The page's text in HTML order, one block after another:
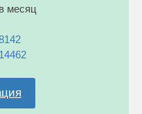
месяц
14462